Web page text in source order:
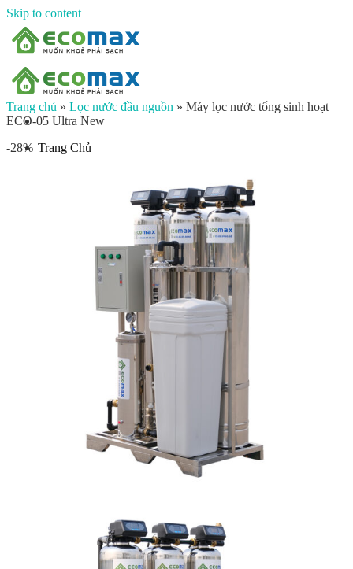
Skip to content
Trang Chủ
Lọc nước đầu nguồn
Lọc tổng chung cư
Lọc tổng biệt thự
Lọc nước giếng khoan
Lọc tổng sinh hoạt
Đèn UV diệt khuẩn
Máy lọc nước gia đình
Máy lọc nước ion kiềm công nghiệp
Máy lọc nước ion kiềm gia đình
Máy lọc nước công nghiệp
Xử lý nước công nghiệp
Vật liệu lọc nước
Kiến Thức Chia sẻ
Tư Vấn Giải Pháp
Tìm kiếm:
Trang chủ » Lọc nước đầu nguồn » Máy lọc nước tổng sinh hoạt
ECO-05 Ultra New
-28%